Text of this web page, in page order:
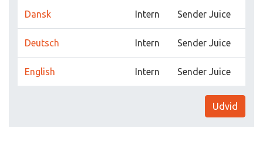
Dansk Intern Sender Juice
Deutsch Intern Sender Juice
English Intern Sender Juice
Udvid